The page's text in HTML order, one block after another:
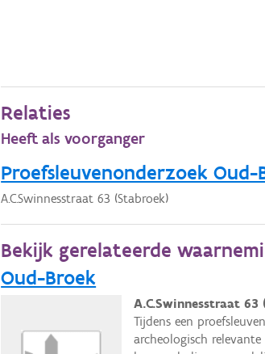
Relaties
Heeft als voorganger
Proefsleuvenonderzoek Oud-
A.C.Swinnesstraat 63 (Stabroek)
Bekijk gerelateerde
Oud-Broek
A.C.Swinnesstraat 63
Tijdens een
archeologisch